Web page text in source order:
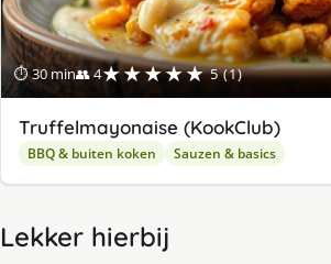
⏱ 30 min👥 4★★★★★ 5 (1)
Truffelmayonaise (KookClub)
BBQ & buiten koken Sauzen & basics
Lekker hierbij